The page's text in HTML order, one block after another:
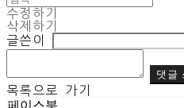
수정하기
삭제하기
글쓴이
댓글
목록으로 가기
페이스북